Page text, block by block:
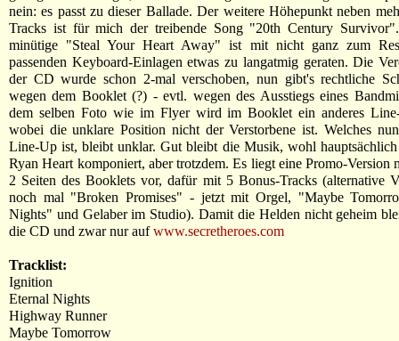
nein: es passt zu dieser Ballade. Der weitere Höhepunkt neben
Tracks ist für mich der treibende Song "20th Century
minütige "Steal Your Heart Away" ist mit nicht ganz zum
passenden Keyboard-Einlagen etwas zu langatmig geraten. Die
der CD wurde schon 2-mal verschoben, nun gibt's rechtliche
wegen dem Booklet (?) - evtl. wegen des Ausstiegs eines
dem selben Foto wie im Flyer wird im Booklet ein anderes
wobei die unklare Position nicht der Verstorbene ist. Welches
Line-Up ist, bleibt unklar. Gut bleibt die Musik, wohl
Ryan Heart komponiert, aber trotzdem. Es liegt eine Promo-Version
2 Seiten des Booklets vor, dafür mit 5 Bonus-Tracks (alternative
noch mal "Broken Promises" - jetzt mit Orgel, "Maybe
Nights" und Gelaber im Studio). Damit die Helden nicht geheim
die CD und zwar nur aufwww.secretheroes.com
Tracklist:
Ignition
Eternal Nights
Highway Runner
Maybe Tomorrow